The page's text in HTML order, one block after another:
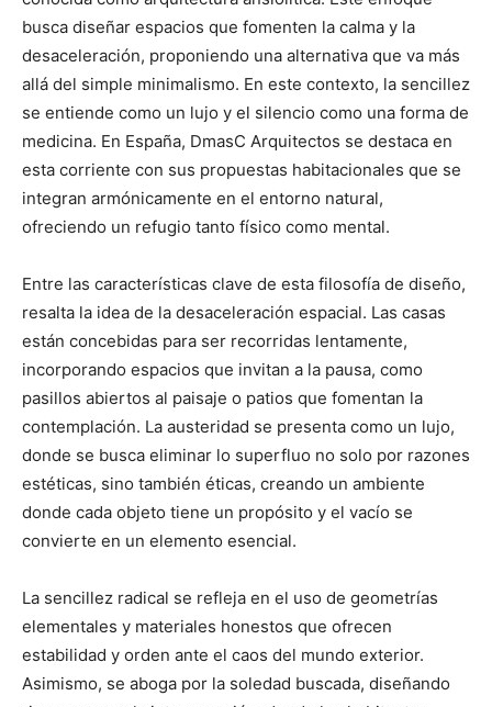
e
n
) e
n
e
n
e
n
busca diseñar espacios que fomenten la calma y la
desaceleración, proponiendo una alternativa que va más
allá del simple minimalismo. En este contexto, la sencillez
se entiende como un lujo y el silencio como una forma de
medicina. En España, DmasC Arquitectos se destaca en
esta corriente con sus propuestas habitacionales que se
integran armónicamente en el entorno natural,
ofreciendo un refugio tanto físico como mental.
Entre las características clave de esta filosofía de diseño,
resalta la idea de la desaceleración espacial. Las casas
están concebidas para ser recorridas lentamente,
incorporando espacios que invitan a la pausa, como
pasillos abiertos al paisaje o patios que fomentan la
contemplación. La austeridad se presenta como un lujo,
donde se busca eliminar lo superfluo no solo por razones
estéticas, sino también éticas, creando un ambiente
donde cada objeto tiene un propósito y el vacío se
convierte en un elemento esencial.
La sencillez radical se refleja en el uso de geometrías
elementales y materiales honestos que ofrecen
estabilidad y orden ante el caos del mundo exterior.
Asimismo, se aboga por la soledad buscada, diseñando